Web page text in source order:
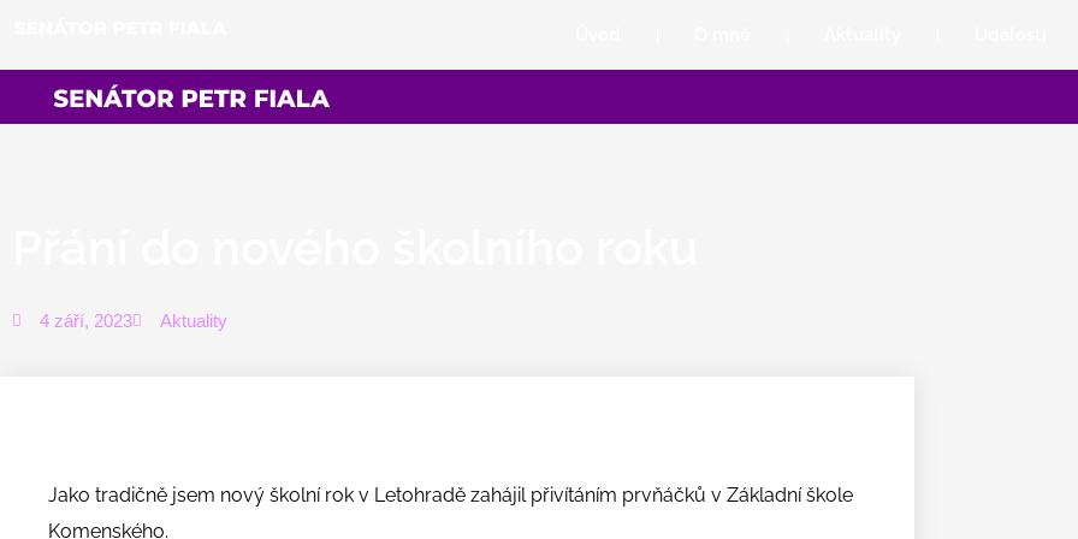
obsah
4 září, 2023 Aktuality
Jako tradičně jsem nový školní rok v Letohradě zahájil přivítáním prvňáčků v Základní škole
Komenského.